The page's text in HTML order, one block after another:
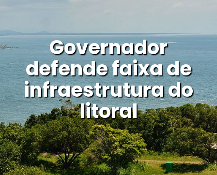
Governador
defende faixa de
infraestrutura do
litoral